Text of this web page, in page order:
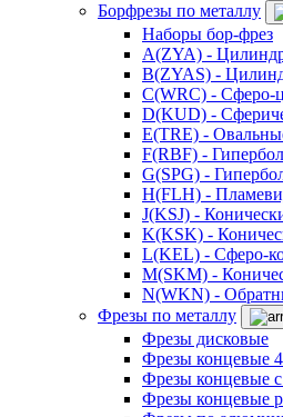
Борфрезы по металлу
Наборы бор-фрез
A(ZYA) -
B(ZYAS) -
C(WRC) - Сферо-
D(KUD) -
E(TRE) -
F(RBF) -
G(SPG) -
H(FLH) -
J(KSJ) -
K(KSK) -
L(KEL) - Сферо-
M(SKM) -
N(WKN) -
Фрезы по металлу
Фрезы дисковые
Фрезы концевые
Фрезы концевые
Фрезы концевые